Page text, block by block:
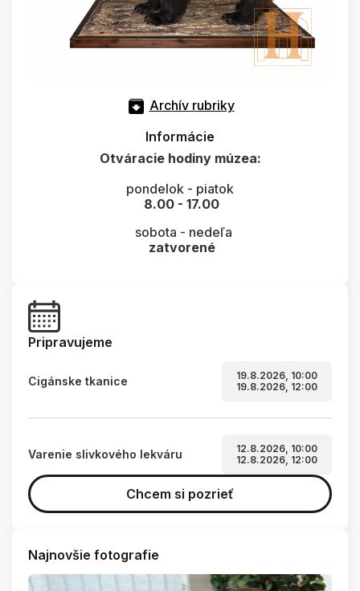
Archív rubriky
Informácie
Otváracie hodiny múzea:
pondelok - piatok
8.00 - 17.00
sobota - nedeľa
zatvorené
Pripravujeme
Cigánske tkanice
19.8.2026, 10:00
19.8.2026, 12:00
Varenie slivkového lekváru
12.8.2026, 10:00
12.8.2026, 12:00
Chcem si pozrieť
Najnovšie fotografie